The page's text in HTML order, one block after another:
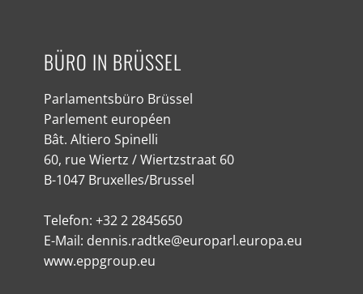
BÜRO IN BRÜSSEL
Parlamentsbüro Brüssel
Parlement européen
Bât. Altiero Spinelli
60, rue Wiertz / Wiertzstraat 60
B-1047 Bruxelles/Brussel
Telefon: +32 2 2845650
E-Mail: dennis.radtke@europarl.europa.eu
www.eppgroup.eu